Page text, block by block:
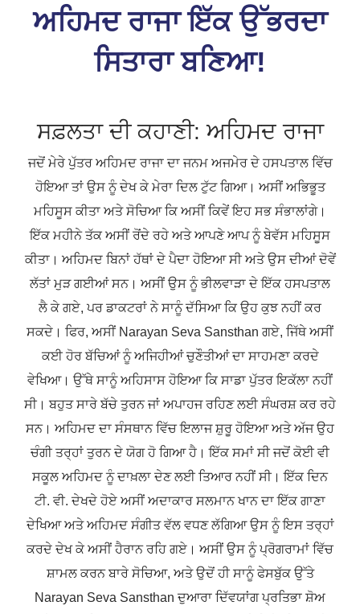
ਅਹਿਮਦ ਰਾਜਾ ਇੱਕ ਉੱਭਰਦਾ
ਸਿਤਾਰਾ ਬਣਿਆ!
ਸਫ਼ਲਤਾ ਦੀ ਕਹਾਣੀ: ਅਹਿਮਦ ਰਾਜਾ
ਜਦੋਂ ਮੇਰੇ ਪੁੱਤਰ ਅਹਿਮਦ ਰਾਜਾ ਦਾ ਜਨਮ ਅਜਮੇਰ ਦੇ ਹਸਪਤਾਲ ਵਿੱਚ
ਹੋਇਆ ਤਾਂ ਉਸ ਨੂੰ ਦੇਖ ਕੇ ਮੇਰਾ ਦਿਲ ਟੁੱਟ ਗਿਆ। ਅਸੀਂ ਅਭਿਭੂਤ
ਮਹਿਸੂਸ ਕੀਤਾ ਅਤੇ ਸੋਚਿਆ ਕਿ ਅਸੀਂ ਕਿਵੇਂ ਇਹ ਸਭ ਸੰਭਾਲਾਂਗੇ।
ਇੱਕ ਮਹੀਨੇ ਤੱਕ ਅਸੀਂ ਰੋਂਦੇ ਰਹੇ ਅਤੇ ਆਪਣੇ ਆਪ ਨੂੰ ਬੇਵੱਸ ਮਹਿਸੂਸ
ਕੀਤਾ। ਅਹਿਮਦ ਬਿਨਾਂ ਹੱਥਾਂ ਦੇ ਪੈਦਾ ਹੋਇਆ ਸੀ ਅਤੇ ਉਸ ਦੀਆਂ ਦੋਵੇਂ
ਲੱਤਾਂ ਮੁੜ ਗਈਆਂ ਸਨ। ਅਸੀਂ ਉਸ ਨੂੰ ਭੀਲਵਾੜਾ ਦੇ ਇੱਕ ਹਸਪਤਾਲ
ਲੈ ਕੇ ਗਏ, ਪਰ ਡਾਕਟਰਾਂ ਨੇ ਸਾਨੂੰ ਦੱਸਿਆ ਕਿ ਉਹ ਕੁਝ ਨਹੀਂ ਕਰ
ਸਕਦੇ। ਫਿਰ, ਅਸੀਂ Narayan Seva Sansthan ਗਏ, ਜਿੱਥੇ ਅਸੀਂ
ਕਈ ਹੋਰ ਬੱਚਿਆਂ ਨੂੰ ਅਜਿਹੀਆਂ ਚੁਣੌਤੀਆਂ ਦਾ ਸਾਹਮਣਾ ਕਰਦੇ
ਵੇਖਿਆ। ਉੱਥੇ ਸਾਨੂੰ ਅਹਿਸਾਸ ਹੋਇਆ ਕਿ ਸਾਡਾ ਪੁੱਤਰ ਇਕੱਲਾ ਨਹੀਂ
ਸੀ। ਬਹੁਤ ਸਾਰੇ ਬੱਚੇ ਤੁਰਨ ਜਾਂ ਅਪਾਹਜ ਰਹਿਣ ਲਈ ਸੰਘਰਸ਼ ਕਰ ਰਹੇ
ਸਨ। ਅਹਿਮਦ ਦਾ ਸੰਸਥਾਨ ਵਿੱਚ ਇਲਾਜ ਸ਼ੁਰੂ ਹੋਇਆ ਅਤੇ ਅੱਜ ਉਹ
ਚੰਗੀ ਤਰ੍ਹਾਂ ਤੁਰਨ ਦੇ ਯੋਗ ਹੋ ਗਿਆ ਹੈ। ਇੱਕ ਸਮਾਂ ਸੀ ਜਦੋਂ ਕੋਈ ਵੀ
ਸਕੂਲ ਅਹਿਮਦ ਨੂੰ ਦਾਖ਼ਲਾ ਦੇਣ ਲਈ ਤਿਆਰ ਨਹੀਂ ਸੀ। ਇੱਕ ਦਿਨ
ਟੀ. ਵੀ. ਦੇਖਦੇ ਹੋਏ ਅਸੀਂ ਅਦਾਕਾਰ ਸਲਮਾਨ ਖਾਨ ਦਾ ਇੱਕ ਗਾਣਾ
ਦੇਖਿਆ ਅਤੇ ਅਹਿਮਦ ਸੰਗੀਤ ਵੱਲ ਵਧਣ ਲੱਗਿਆ ਉਸ ਨੂੰ ਇਸ ਤਰ੍ਹਾਂ
ਕਰਦੇ ਦੇਖ ਕੇ ਅਸੀਂ ਹੈਰਾਨ ਰਹਿ ਗਏ। ਅਸੀਂ ਉਸ ਨੂੰ ਪ੍ਰੋਗਰਾਮਾਂ ਵਿੱਚ
ਸ਼ਾਮਲ ਕਰਨ ਬਾਰੇ ਸੋਚਿਆ, ਅਤੇ ਉਦੋਂ ਹੀ ਸਾਨੂੰ ਫੇਸਬੁੱਕ ਉੱਤੇ
Narayan Seva Sansthan ਦੁਆਰਾ ਦਿੱਵਯਾਂਗ ਪ੍ਰਤਿਭਾ ਸ਼ੋਅ